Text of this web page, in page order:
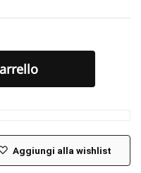
Aggiungi alla wishlist